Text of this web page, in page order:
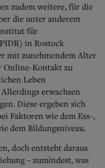
zudem weitere, für die
die unter anderem
für
in Rostock
mit zunehmendem Alter
Online-Kontakt zu
Leben
erwachsen
Diese ergeben sich
Faktoren wie dem Ess-,
dem Bildungsniveau.
doch entsteht daraus
– zumindest, was